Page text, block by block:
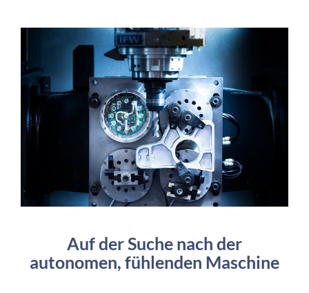
Auf der Suche nach der
autonomen, fühlenden Maschine